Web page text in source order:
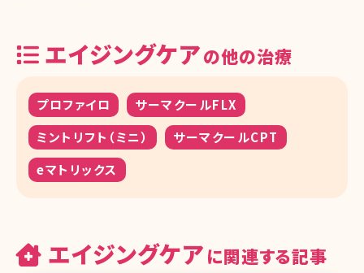
エイジングケアの他の治療
プロファイロ
サーマクールFLX
ミントリフト（ミニ）
サーマクールCPT
eマトリックス
エイジングケア に関連する記事